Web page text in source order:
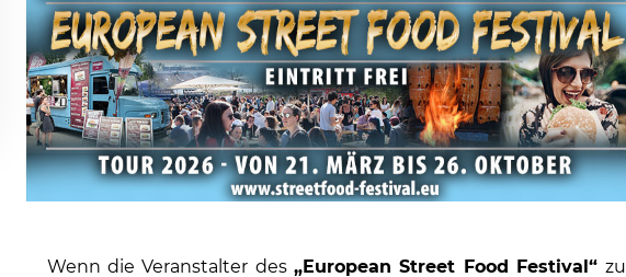
Wenn die Veranstalter des„European Street Food Festival“ zu